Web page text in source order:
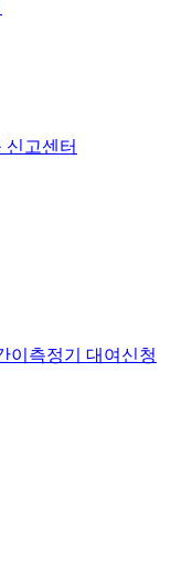
신고센터
이측정기 대여신청